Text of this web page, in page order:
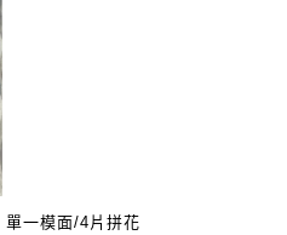
單一模面/4片拼花